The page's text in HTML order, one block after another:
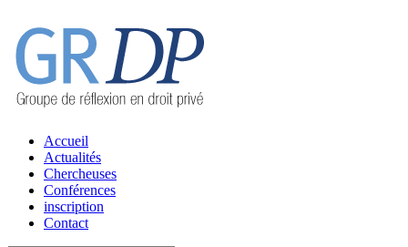
Accueil
Actualités
Chercheuses
Conférences
inscription
Contact